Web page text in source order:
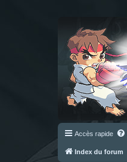
Accès rapide
Index du forum